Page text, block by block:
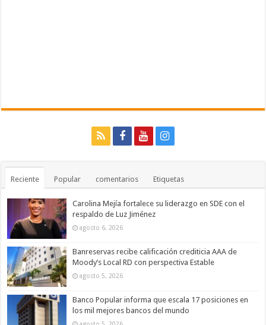
Reciente Popular comentarios Etiquetas
Carolina Mejía fortalece su liderazgo en SDE con el
respaldo de Luz Jiménez
agosto 6, 2026
Banreservas recibe calificación crediticia AAA de
Moody’s Local RD con perspectiva Estable
agosto 5, 2026
Banco Popular informa que escala 17 posiciones en
los mil mejores bancos del mundo